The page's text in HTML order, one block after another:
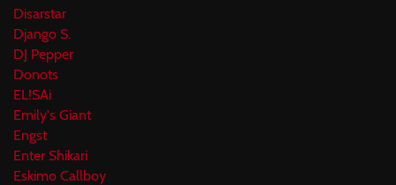
Disarstar
Django S.
DJ Pepper
Donots
EL!SAi
Emily's Giant
Engst
Enter Shikari
Eskimo Callboy